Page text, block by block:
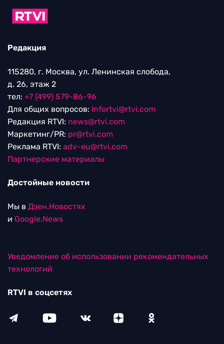
Редакция
115280, г. Москва, ул. Ленинская слобода,
д. 26, этаж 2
тел: +7 (499) 579-86-96
Для общих вопросов: Infortvi@rtvi.com
Редакция RTVI: news@rtvi.com
Маркетинг/PR: pr@rtvi.com
Реклама RTVI: adv-eu@rtvi.com
Партнерские материалы
Достойные новости
Мы в Дзен.Новостях
и Google.News
Уведомление об использовании рекомендательных
технологий
RTVI в соцсетях